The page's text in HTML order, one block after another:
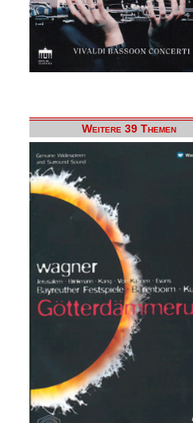
Weitere 39 Themen